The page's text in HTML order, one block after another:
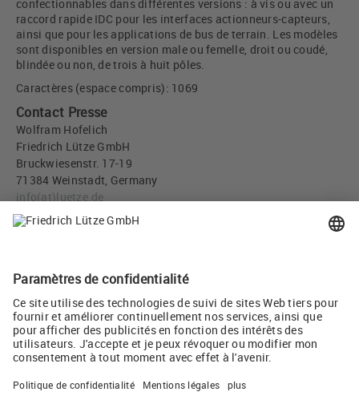
confectionnables dans différentes versions : à vis ou avec un
raccord rapide IDC pour les interfaces actionneurs-capteurs,
ainsi que pour les applications de bus de terrain. Les modèles
sont disponibles en version male ou femelle, droit ou coudé,
blindée ou non, de trois à huit pôles.
Caractères (espace compris): 1069
Contact Presse
Wolfram Hofelich
Friedrich Lütze GmbH
Bruckwiesenstr. 17-19
71384 Weinstadt, Germany
info(at)luetze.de
Tél +49 7151 6053-0
Twitter